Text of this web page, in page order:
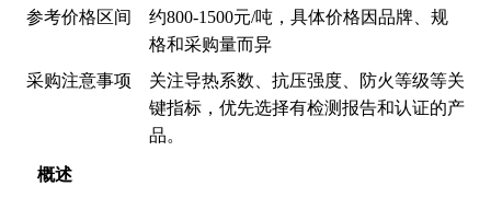
概述
参考价格区间
约800-1500元/吨，具体价格因品牌、规
格和采购量而异
采购注意事项
关注导热系数、抗压强度、防火等级等关
键指标，优先选择有检测报告和认证的产
品。